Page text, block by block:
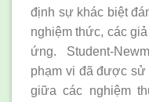
định sự khác biệt
nghiệm thức, các
ứng. Student-
phạm vi đã được
giữa các nghiệm